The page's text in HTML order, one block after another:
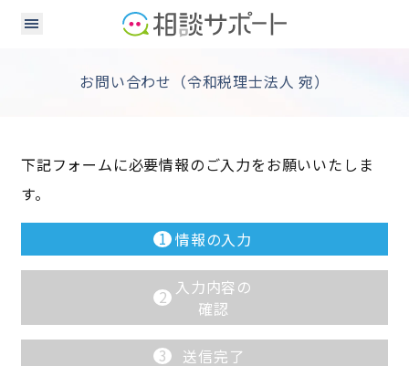
お問い合わせ（令和税理士法人 宛）
下記フォームに必要情報のご入力をお願いいたしま
す。
1 情報の入力
2 入力内容の
確認
3 送信完了